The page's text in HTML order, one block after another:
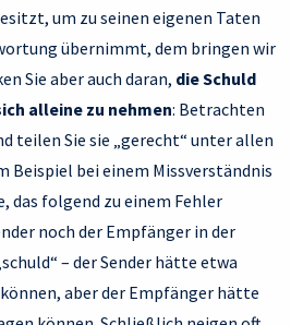
um zu seinen eigenen Taten
übernimmt, dem bringen wir
Sie aber auch daran, die Schuld
alleine zu nehmen: Betrachten
teilen Sie sie „gerecht“ unter allen
Beispiel bei einem Missverständnis
das folgend zu einem Fehler
noch der Empfänger in der
– der Sender hätte etwa
aber der Empfänger hätte